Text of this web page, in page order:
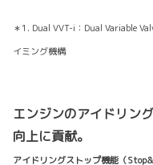
＊1. Dual VVT-i：Dual Variable
イミング機構
エンジンのアイドリン
向上に貢献。
アイドリングストップ機能（